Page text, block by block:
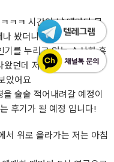
ㅋㅋ 시간이 날 때마다 문
봤더니 어찌나 뿌듯하던
기를 누리고 있는 수상한흥
던데 저랑 협력자는 그래
았어요
술술 적어내려갈 예정이
후기가 될 예정 입니다!
서 위로 올라가는 저는 아침